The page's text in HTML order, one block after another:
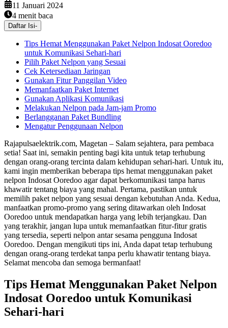
11 Januari 2024
4 menit baca
Daftar Isi-
Tips Hemat Menggunakan Paket Nelpon Indosat Ooredoo
untuk Komunikasi Sehari-hari
Pilih Paket Nelpon yang Sesuai
Cek Ketersediaan Jaringan
Gunakan Fitur Panggilan Video
Memanfaatkan Paket Internet
Gunakan Aplikasi Komunikasi
Melakukan Nelpon pada Jam-jam Promo
Berlangganan Paket Bundling
Mengatur Penggunaan Nelpon
Rajapulsaelektrik.com, Magetan – Salam sejahtera, para pembaca
setia! Saat ini, semakin penting bagi kita untuk tetap terhubung
dengan orang-orang tercinta dalam kehidupan sehari-hari. Untuk itu,
kami ingin memberikan beberapa tips hemat menggunakan paket
nelpon Indosat Ooredoo agar dapat berkomunikasi tanpa harus
khawatir tentang biaya yang mahal. Pertama, pastikan untuk
memilih paket nelpon yang sesuai dengan kebutuhan Anda. Kedua,
manfaatkan promo-promo yang sering ditawarkan oleh Indosat
Ooredoo untuk mendapatkan harga yang lebih terjangkau. Dan
yang terakhir, jangan lupa untuk memanfaatkan fitur-fitur gratis
yang tersedia, seperti nelpon antar sesama pengguna Indosat
Ooredoo. Dengan mengikuti tips ini, Anda dapat tetap terhubung
dengan orang-orang terdekat tanpa perlu khawatir tentang biaya.
Selamat mencoba dan semoga bermanfaat!
Tips Hemat Menggunakan Paket Nelpon
Indosat Ooredoo untuk Komunikasi
Sehari-hari